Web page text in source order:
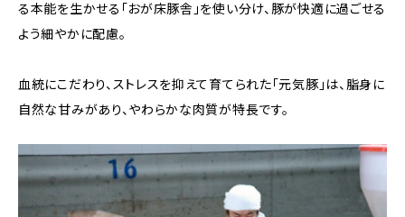
る本能を生かせる「おが床豚舎」を使い分け、豚が快適に過ごせる
よう細やかに配慮。
血統にこだわり、ストレスを抑えて育てられた「元気豚」は、脂身に
自然な甘みがあり、やわらかな肉質が特長です。